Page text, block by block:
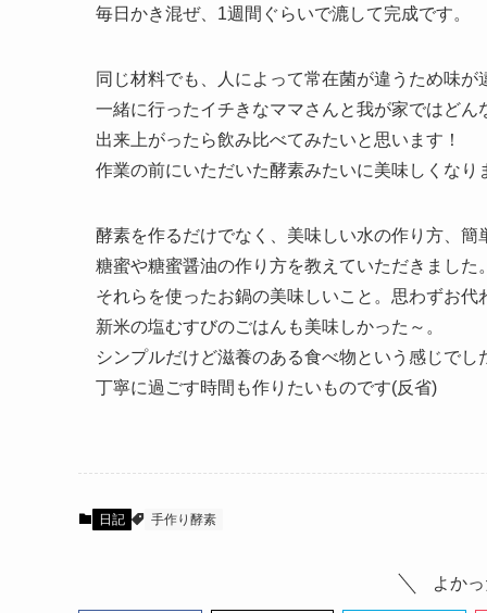
毎日かき混ぜ、1週間ぐらいで漉して完成です。
同じ材料でも、人によって常在菌が違うため味が
一緒に行ったイチきなママさんと我が家ではどん
出来上がったら飲み比べてみたいと思います！
作業の前にいただいた酵素みたいに美味しくな
酵素を作るだけでなく、美味しい水の作り方、簡
糖蜜や糖蜜醤油の作り方を教えていただきました
それらを使ったお鍋の美味しいこと。思わずお代
新米の塩むすびのごはんも美味しかった～。
シンプルだけど滋養のある食べ物という感じでし
丁寧に過ごす時間も作りたいものです(反省)
日記 手作り酵素
よか